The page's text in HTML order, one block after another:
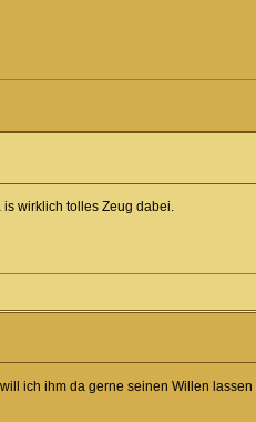
is wirklich tolles Zeug dabei.
ich ihm da gerne seinen Willen lassen